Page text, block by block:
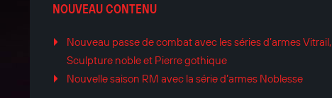
NOUVEAU CONTENU
Nouveau passe de combat avec les séries d’armes Vitrail,
Sculpture noble et Pierre gothique
Nouvelle saison RM avec la série d’armes Noblesse